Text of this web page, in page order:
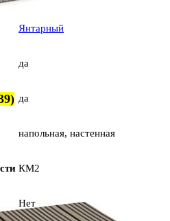
Янтарный
да
да
напольная, настенная
КМ2
Нет